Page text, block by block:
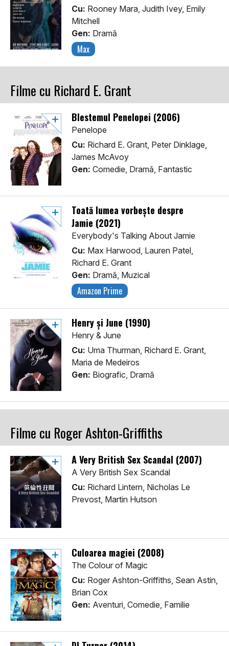
Cu: Rooney Mara, Judith Ivey, Emily
Mitchell
Gen: Dramă
Max
Filme cu Richard E. Grant
Blestemul Penelopei (2006)
Penelope
Cu: Richard E. Grant, Peter Dinklage,
James McAvoy
Gen: Comedie, Dramă, Fantastic
Toată lumea vorbește despre
Jamie (2021)
Everybody's Talking About Jamie
Cu: Max Harwood, Lauren Patel,
Richard E. Grant
Gen: Dramă, Muzical
Amazon Prime
Henry şi June (1990)
Henry & June
Cu: Uma Thurman, Richard E. Grant,
Maria de Medeiros
Gen: Biografic, Dramă
Filme cu Roger Ashton-Griffiths
A Very British Sex Scandal (2007)
A Very British Sex Scandal
Cu: Richard Lintern, Nicholas Le
Prevost, Martin Hutson
Culoarea magiei (2008)
The Colour of Magic
Cu: Roger Ashton-Griffiths, Sean Astin,
Brian Cox
Gen: Aventuri, Comedie, Familie